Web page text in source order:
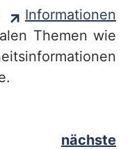
Informationen
Themen wie
nächste